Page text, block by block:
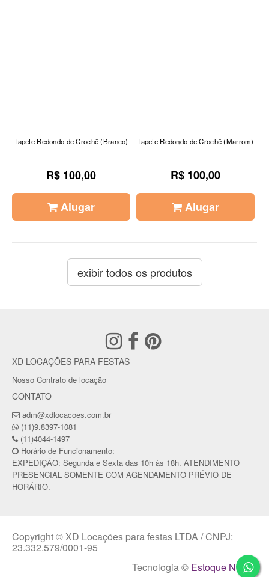
Tapete Redondo de Crochê (Branco)
R$ 100,00
Alugar
Tapete Redondo de Crochê (Marrom)
R$ 100,00
Alugar
exibir todos os produtos
XD LOCAÇÕES PARA FESTAS
Nosso Contrato de locação
CONTATO
adm@xdlocacoes.com.br
(11)9.8397-1081
(11)4044-1497
Horário de Funcionamento:
EXPEDIÇÃO: Segunda e Sexta das 10h às 18h. ATENDIMENTO
PRESENCIAL SOMENTE COM AGENDAMENTO PRÉVIO DE
HORÁRIO.
Copyright © XD Locações para festas LTDA / CNPJ:
23.332.579/0001-95
Tecnologia © Estoque NOW.